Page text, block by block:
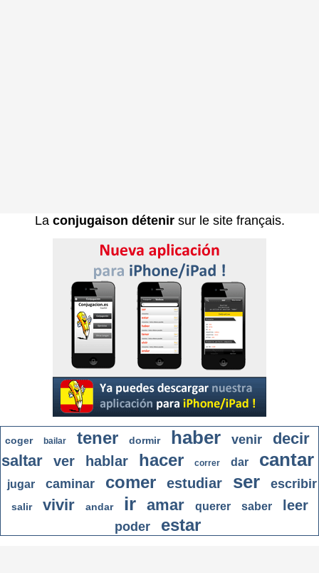
La conjugaison détenirsur le site français.
coger bailar tener dormir haber venir
decir
saltar
ver hablar hacer correr dar cantar
jugar caminar comer estudiar ser escribir
salir vivir andar ir amar querer saber leer
poder estar